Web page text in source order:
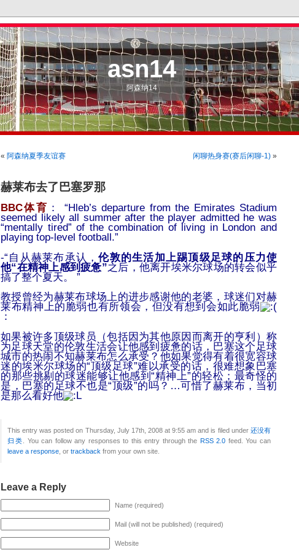
asn14
阿森纳14
« 阿森纳夏季友谊赛 闲聊热身赛(赛后闲聊-1) »
赫莱布去了巴塞罗那
BBC体育 ： “Hleb’s departure from the Emirates Stadium
seemed likely all summer after the player admitted he was
“mentally tired” of the combination of living in London and
playing top-level football.”
-“自从赫莱布承认，伦敦的生活加上踢顶级足球的压力使
他“在精神上感到疲惫”之后，他离开埃米尔球场的转会似乎
搞了整个夏天。 ”
教授曾经为赫莱布球场上的进步感谢他的老婆，球迷们对赫
莱布精神上的脆弱也有所领会，但没有想到会如此脆弱
：
如果被许多顶级球员（包括因为其他原因而离开的亨利）称
为足球天堂的伦敦生活会让他感到疲惫的话，巴塞这个足球
城市的热闹不知赫莱布怎么承受？ 他如果觉得有着很宽容球
迷的埃米尔球场的“顶级足球”难以承受的话，很难想象巴塞
的那些挑剔的球迷能够让他感到“精神上”的轻松； 最奇怪的
是，巴塞的足球不也是“顶级”的吗？…可惜了赫莱布，当初
是那么看好他
This entry was posted on Thursday, July 17th, 2008 at 9:55 am and is filed under 还没有
归类 . You can follow any responses to this entry through the RSS 2.0 feed. You can
leave a response , or trackback from your own site.
Leave a Reply
Name (required)
Mail (will not be published) (required)
Website